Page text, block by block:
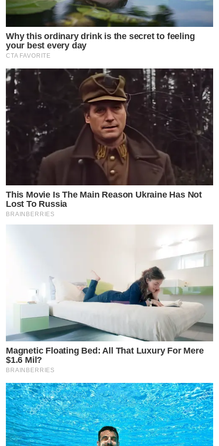
Why this ordinary drink is the secret to feeling
your best every day
CTA FAVORITE
This Movie Is The Main Reason Ukraine Has Not
Lost To Russia
BRAINBERRIES
Magnetic Floating Bed: All That Luxury For Mere
$1.6 Mil?
BRAINBERRIES